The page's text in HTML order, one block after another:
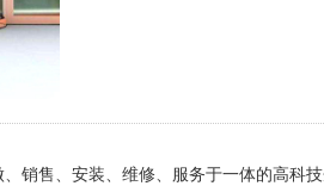
销售、安装、维修、服务于一体的高科